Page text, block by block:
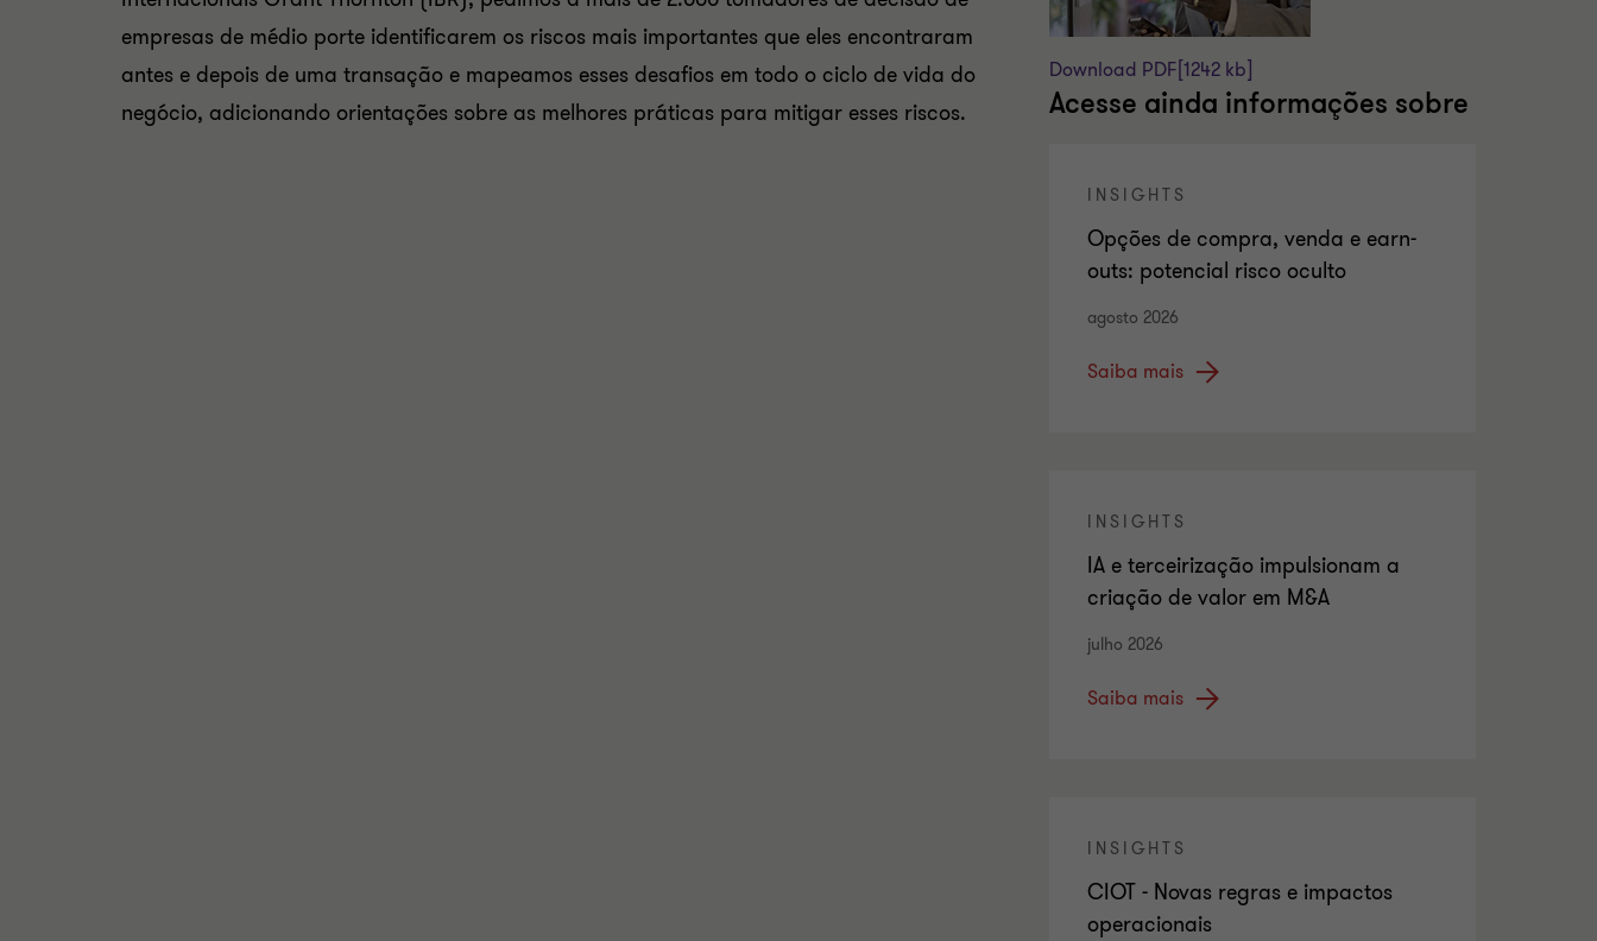
empresas de médio porte identificarem os riscos mais importantes que eles encontraram
antes e depois de uma transação e mapeamos esses desafios em todo o ciclo de vida do
negócio, adicionando orientações sobre as melhores práticas para mitigar esses riscos.
Download PDF [1242 kb]
Acesse ainda informações sobre
INSIGHTS
Opções de compra, venda e earn-
outs: potencial risco oculto
agosto 2026
Saiba mais
INSIGHTS
IA e terceirização impulsionam a
criação de valor em M&A
julho 2026
Saiba mais
INSIGHTS
CIOT - Novas regras e impactos
operacionais